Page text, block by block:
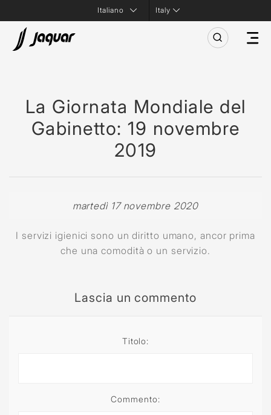
Italy
La Giornata Mondiale del
Gabinetto: 19 novembre
2019
martedì 17 novembre 2020
I servizi igienici sono un diritto umano, ancor prima
che una comodità o un servizio.
Lascia un commento
Titolo:
Commento: